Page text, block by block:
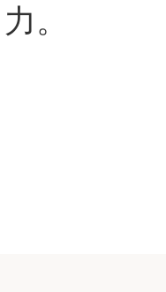
力。